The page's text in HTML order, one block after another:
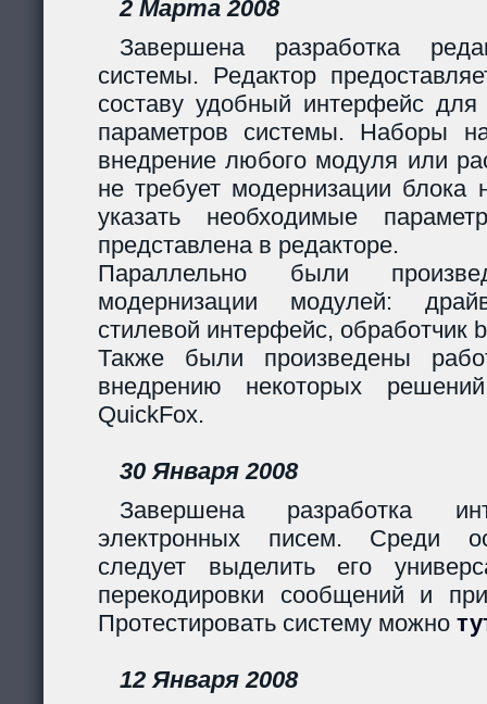
2 Марта 2008
Завершена разработка
системы. Редактор
составу удобный интерфейс для
параметров системы. Наборы
внедрение любого модуля или
не требует модернизации блока
указать необходимые
представлена в редакторе.
Параллельно были
модернизации модулей:
стилевой интерфейс, обработчик
Также были произведены
внедрению некоторых
QuickFox.
30 Января 2008
Завершена разработка
электронных писем. Среди
следует выделить его
перекодировки сообщений и
Протестировать систему можно
12 Января 2008